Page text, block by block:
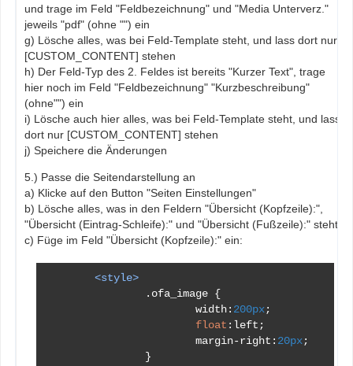
und trage im Feld "Feldbezeichnung" und "Media Unterverz."
jeweils "pdf" (ohne "") ein
g) Lösche alles, was bei Feld-Template steht, und lass dort nur
[CUSTOM_CONTENT] stehen
h) Der Feld-Typ des 2. Feldes ist bereits "Kurzer Text", trage
hier noch im Feld "Feldbezeichnung" "Kurzbeschreibung"
(ohne"") ein
i) Lösche auch hier alles, was bei Feld-Template steht, und lass
dort nur [CUSTOM_CONTENT] stehen
j) Speichere die Änderungen
5.) Passe die Seitendarstellung an
a) Klicke auf den Button "Seiten Einstellungen"
b) Lösche alles, was in den Feldern "Übersicht (Kopfzeile):",
"Übersicht (Eintrag-Schleife):" und "Übersicht (Fußzeile):" steht
c) Füge im Feld "Übersicht (Kopfzeile):" ein:
<style>
. ofa_image {
			width
: 200px;
float : left ;
			margin
- right : 20px;
}